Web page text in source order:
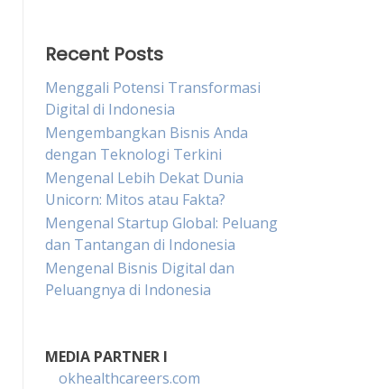
Recent Posts
Menggali Potensi Transformasi
Digital di Indonesia
Mengembangkan Bisnis Anda
dengan Teknologi Terkini
Mengenal Lebih Dekat Dunia
Unicorn: Mitos atau Fakta?
Mengenal Startup Global: Peluang
dan Tantangan di Indonesia
Mengenal Bisnis Digital dan
Peluangnya di Indonesia
MEDIA PARTNER I
okhealthcareers.com